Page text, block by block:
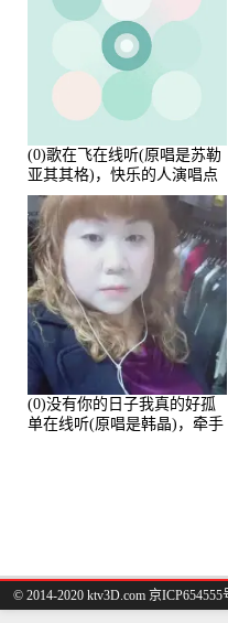
(0)歌在飞在线听(原唱是苏勒
亚其其格)，快乐的人演唱点
播:36次
(0)没有你的日子我真的好孤
单在线听(原唱是韩晶)，牵手
© 2014-2020 ktv3D.com 京ICP654555